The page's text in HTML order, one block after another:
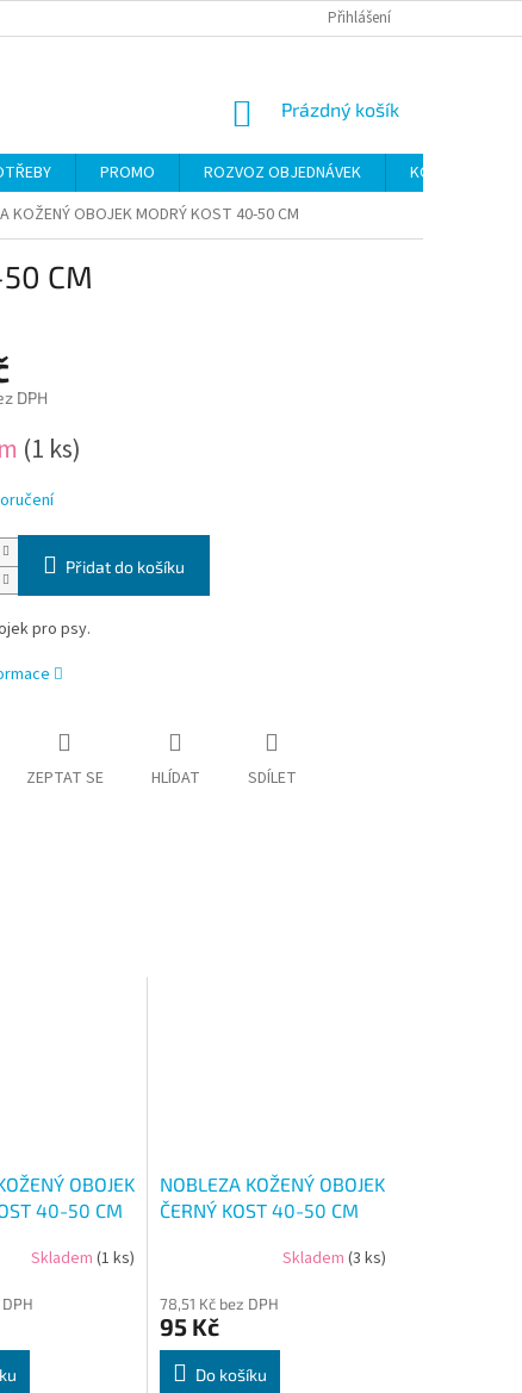
Přihlášení
NÁKUPNÍ
Prázdný košík
PROMO ROZVOZ OBJEDNÁVEK
KONTAKTY
KOŽENÝ OBOJEK MODRÝ KOST 40-50 CM
50 CM
DPH
(1 ks)
Přidat do košíku
pro psy.
ZEPTAT SE HLÍDAT SDÍLET
OBOJEK
40-50 CM
Skladem(1 ks)
NOBLEZA KOŽENÝ OBOJEK
ČERNÝ KOST 40-50 CM
Skladem (3 ks)
78,51 Kč bez DPH
95 Kč
Do košíku